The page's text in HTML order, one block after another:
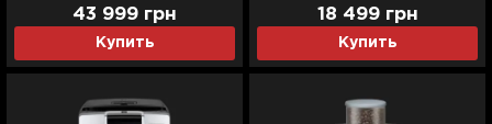
Купить
43 999 грн
Купить
18 499 грн